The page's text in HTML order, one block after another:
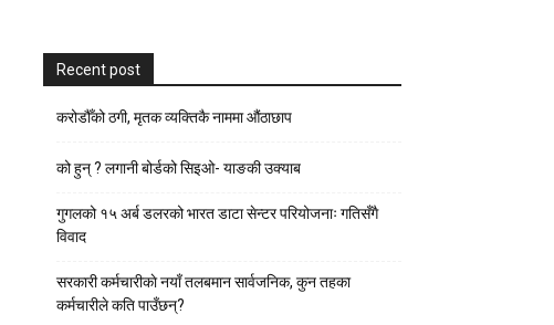
Recent post
करोडौँको ठगी, मृतक व्यक्तिकै नाममा औंठाछाप
को हुन् ? लगानी बोर्डको सिइओ- याङकी उक्याब
गुगलको १५ अर्ब डलरको भारत डाटा सेन्टर परियोजनाः गतिसँगै
विवाद
सरकारी कर्मचारीकाे नयाँ तलबमान सार्वजनिक, कुन तहका
कर्मचारीले कति पाउँछन्?